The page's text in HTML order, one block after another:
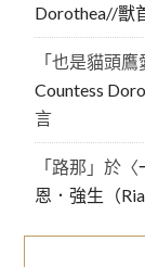
Dorothea//獸
「 也是貓頭鷹
Countess
言
「 路那 」於〈
恩．強生（